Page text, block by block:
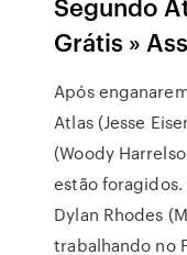
Grátis »
Após
Atlas (Jesse
(Woody
estão foragidos.
Dylan Rhodes
trabalhando no